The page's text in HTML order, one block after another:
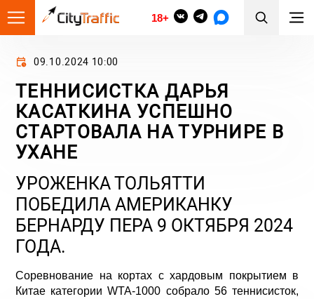
18+
09.10.2024 10:00
ТЕННИСИСТКА ДАРЬЯ
КАСАТКИНА УСПЕШНО
СТАРТОВАЛА НА ТУРНИРЕ В
УХАНЕ
УРОЖЕНКА ТОЛЬЯТТИ
ПОБЕДИЛА АМЕРИКАНКУ
БЕРНАРДУ ПЕРА 9 ОКТЯБРЯ 2024
ГОДА.
Соревнование на кортах с хардовым покрытием в
Китае категории WTA-1000 собрало 56 теннисисток,